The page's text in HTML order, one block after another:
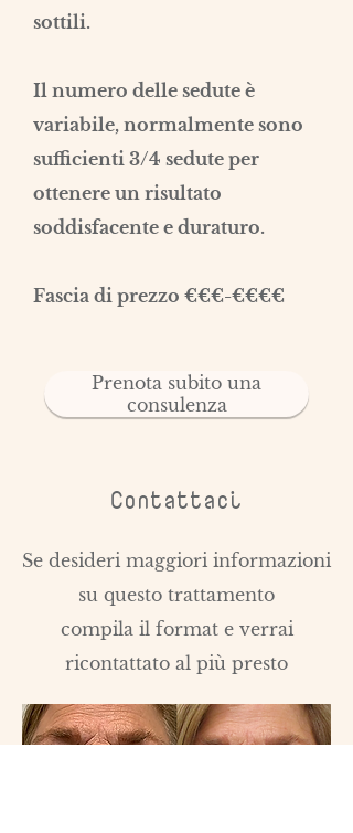
sottili.
Il numero delle sedute è
variabile, normalmente sono
sufficienti 3/4 sedute per
ottenere un risultato
soddisfacente e duraturo.
Fascia di prezzo €€€-€€€€
Prenota subito una
consulenza
Contattaci
Se desideri maggiori informazioni
su questo trattamento
compila il format e verrai
ricontattato al più presto